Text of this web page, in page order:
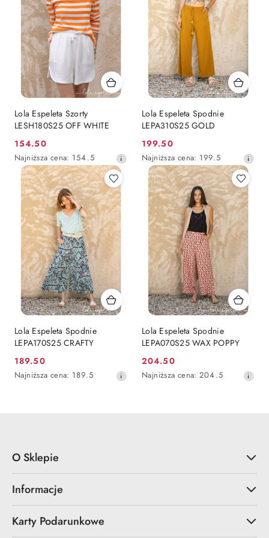
Lola Espeleta Szorty
LESH180S25 OFF WHITE
Cena
promocyjna:
154.50
Najniższa
cena
30
dni
przed
obniżką
Najniższa cena: 154.5
Lola Espeleta Spodnie
LEPA310S25 GOLD
Cena
promocyjna:
199.50
Najniższa
cena
30
dni
przed
obniżką
Najniższa cena: 199.5
Lola Espeleta Spodnie
LEPA170S25 CRAFTY
Cena
promocyjna:
189.50
Najniższa
Najniższa cena: 189.5
Lola Espeleta Spodnie
LEPA070S25 WAX POPPY
Cena
promocyjna:
204.50
Najniższa
Najniższa cena: 204.5
O Sklepie
Informacje
Karty Podarunkowe